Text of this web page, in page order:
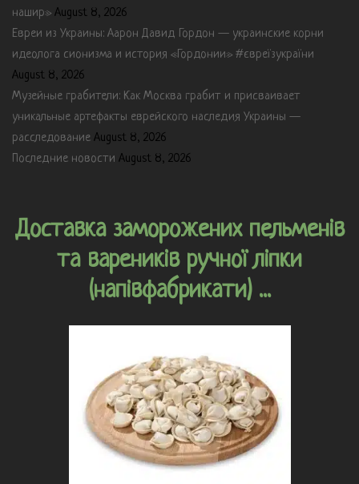
нашир» August 8, 2026
Евреи из Украины: Аарон Давид Гордон — украинские корни
идеолога сионизма и история «Гордонии» #євреїзукраїни
August 8, 2026
Музейные грабители: Как Москва грабит и присваивает
уникальные артефакты еврейского наследия Украины —
расследование August 8, 2026
Последние новости August 8, 2026
Доставка заморожених пельменів
та вареників ручної ліпки
(напівфабрикати) ...